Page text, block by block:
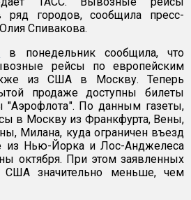
ряд городов, сообщила пресс-
Спивакова.
в понедельник сообщила, что
рейсы по европейским
из США в Москву. Теперь
продаже доступны билеты
"Аэрофлота". По данным газеты,
в Москву из Франкфурта, Вены,
Милана, куда ограничен въезд
из Нью-Йорка и Лос-Анджелеса
октября. При этом заявленных
значительно меньше, чем